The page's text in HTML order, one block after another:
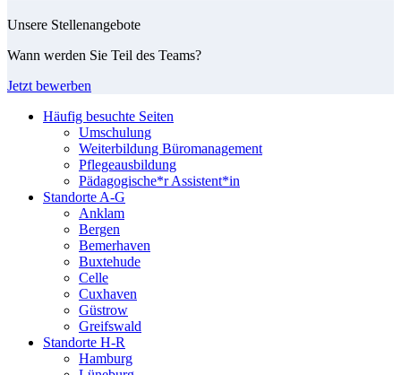
Unsere Stellenangebote
Wann werden Sie Teil des Teams?
Jetzt bewerben
Häufig besuchte Seiten
Umschulung
Weiterbildung Büromanagement
Pflegeausbildung
Pädagogische*r Assistent*in
Standorte A-G
Anklam
Bergen
Bemerhaven
Buxtehude
Celle
Cuxhaven
Güstrow
Greifswald
Standorte H-R
Hamburg